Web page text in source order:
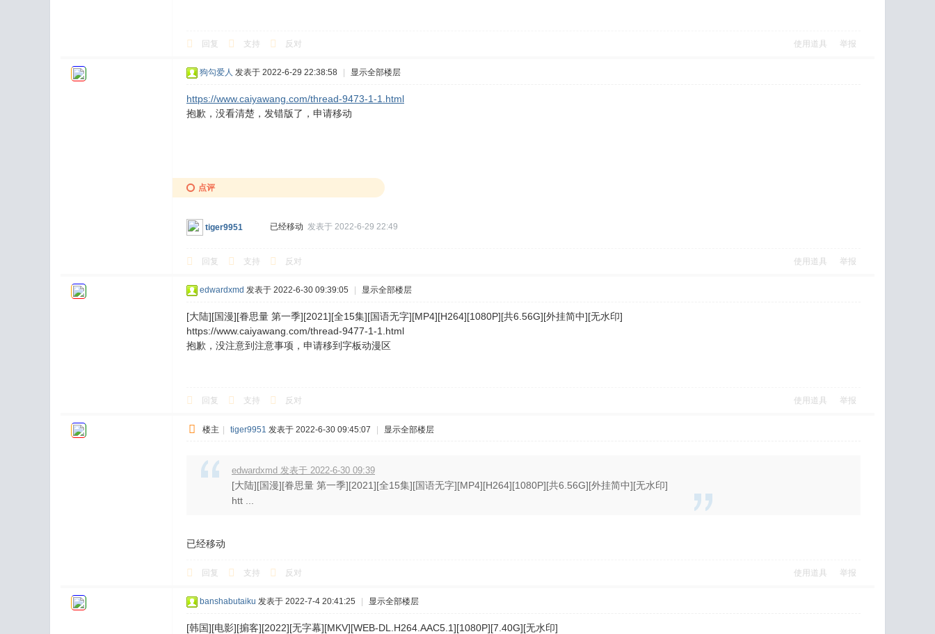
回复 支持 反对 使用道具 举报
狗勾爱人 发表于 2022-6-29 22:38:58 显示全部楼层
https://www.caiyawang.com/thread-9473-1-1.html
抱歉，没看清楚，发错版了，申请移动
点评
tiger9951 已经移动 发表于 2022-6-29 22:49
回复 支持 反对 使用道具 举报
edwardxmd 发表于 2022-6-30 09:39:05 显示全部楼层
[大陆][国漫][眷思量 第一季][2021][全15集][国语无字][MP4][H264][1080P][共6.56G][外挂简中][无水印]
https://www.caiyawang.com/thread-9477-1-1.html
抱歉，没注意到注意事项，申请移到字板动漫区
回复 支持 反对 使用道具 举报
楼主 | tiger9951 发表于 2022-6-30 09:45:07 | 显示全部楼层
edwardxmd 发表于 2022-6-30 09:39
[大陆][国漫][眷思量 第一季][2021][全15集][国语无字][MP4][H264][1080P][共6.56G][外挂简中][无水印]
htt ...
已经移动
回复 支持 反对 使用道具 举报
banshabutaiku 发表于 2022-7-4 20:41:25 显示全部楼层
[韩国][电影][掮客][2022][无字幕][MKV][WEB-DL.H264.AAC5.1][1080P][7.40G][无水印]